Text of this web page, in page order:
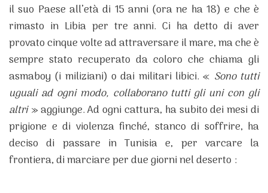
il suo Paese all’età di 15 anni (ora ne ha 18) e che è
rimasto in Libia per tre anni. Ci ha detto di aver
provato cinque volte ad attraversare il mare, ma che è
sempre stato recuperato da coloro che chiama gli
asmaboy (i miliziani) o dai militari libici. « Sono tutti
uguali ad ogni modo, collaborano tutti gli uni con gli
altri» aggiunge. Ad ogni cattura, ha subito dei mesi di
prigione e di violenza finché, stanco di soffrire, ha
deciso di passare in Tunisia e, per varcare la
frontiera, di marciare per due giorni nel deserto :